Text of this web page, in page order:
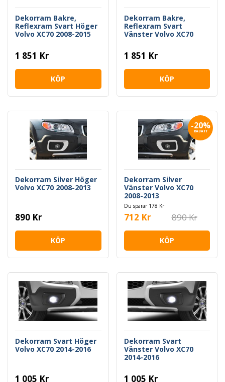
Dekorram Bakre,
Reflexram Svart Höger
Volvo XC70 2008-2015
1 851 Kr
KÖP
Dekorram Bakre,
Reflexram Svart
Vänster Volvo XC70
1 851 Kr
KÖP
Dekorram Silver Höger
Volvo XC70 2008-2013
890 Kr
KÖP
-20%
RABATT
Dekorram Silver
Vänster Volvo XC70
2008-2013
Du sparar 178 Kr
712 Kr 890 Kr
KÖP
Dekorram Svart Höger
Volvo XC70 2014-2016
1 005 Kr
Dekorram Svart
Vänster Volvo XC70
2014-2016
1 005 Kr